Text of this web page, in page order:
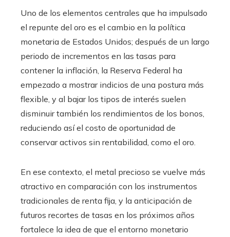
Uno de los elementos centrales que ha impulsado
el repunte del oro es el cambio en la política
monetaria de Estados Unidos; después de un largo
periodo de incrementos en las tasas para
contener la inflación, la Reserva Federal ha
empezado a mostrar indicios de una postura más
flexible, y al bajar los tipos de interés suelen
disminuir también los rendimientos de los bonos,
reduciendo así el costo de oportunidad de
conservar activos sin rentabilidad, como el oro.
En ese contexto, el metal precioso se vuelve más
atractivo en comparación con los instrumentos
tradicionales de renta fija, y la anticipación de
futuros recortes de tasas en los próximos años
fortalece la idea de que el entorno monetario